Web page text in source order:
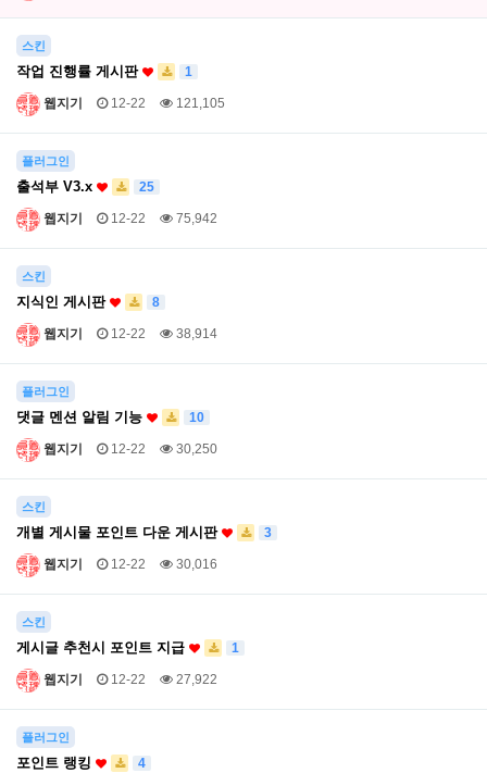
스킨
작업 진행률 게시판 1
웹지기 12-22 121,105
플러그인
출석부 V3.x 25
웹지기 12-22 75,942
스킨
지식인 게시판 8
웹지기 12-22 38,914
플러그인
댓글 멘션 알림 기능 10
웹지기 12-22 30,250
스킨
개별 게시물 포인트 다운 게시판 3
웹지기 12-22 30,016
스킨
게시글 추천시 포인트 지급 1
웹지기 12-22 27,922
플러그인
포인트 랭킹 4